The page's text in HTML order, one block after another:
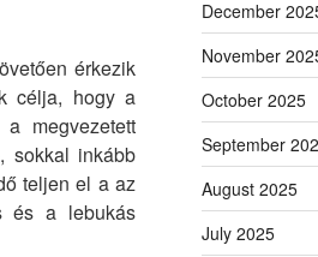
érkezik
célja, hogy a
megvezetett
sokkal inkább
teljen el a az
és a lebukás
December
November
October 2025
September
August 2025
July 2025